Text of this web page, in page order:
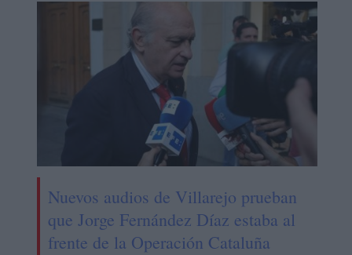
Nuevos audios de Villarejo prueban
que Jorge Fernández Díaz estaba al
frente de la Operación Cataluña